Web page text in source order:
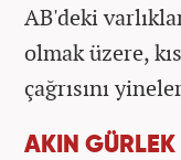
AB'deki
olmak üzere,
çağrısını
AKIN GÜRLEK